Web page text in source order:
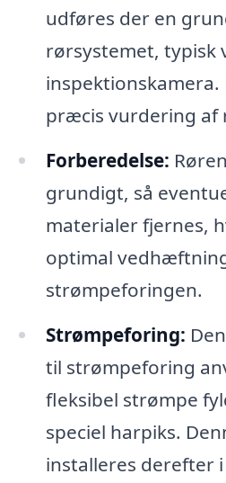
udføres der en
rørsystemet, typisk
præcis vurdering af
Forberedelse:
grundigt, så
materialer fjernes,
optimal
strømpeforingen.
Strømpeforing:
til strømpeforing
fleksibel strømpe
speciel harpiks.
installeres derefter